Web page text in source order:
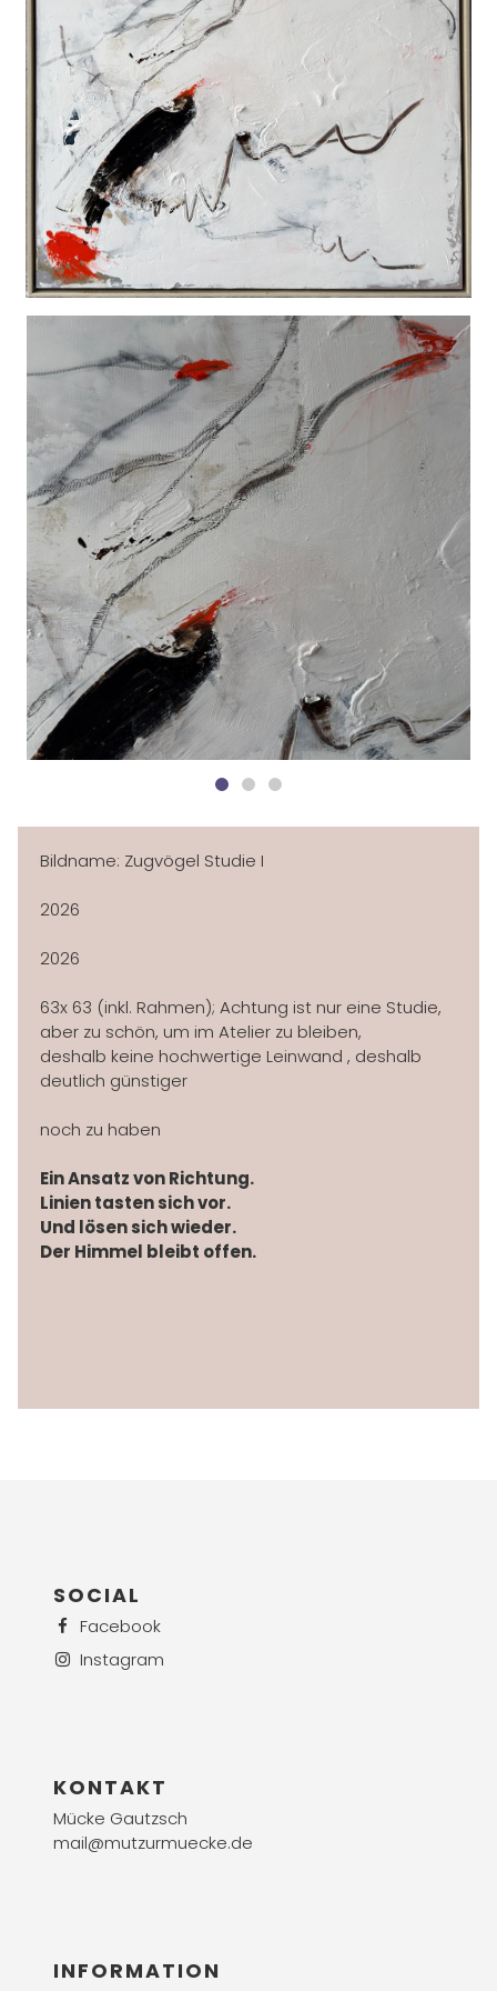
HOME
ÜBER MICH
AUSSTELLUNGEN
Bildname: Zugvögel Studie I
2026
2026
63x 63 (inkl. Rahmen); Achtung ist nur eine Studie,
aber zu schön, um im Atelier zu bleiben,
deshalb keine hochwertige Leinwand , deshalb
deutlich günstiger
noch zu haben
Ein Ansatz von Richtung.
Linien tasten sich vor.
Und lösen sich wieder.
Der Himmel bleibt offen.
SOCIAL
Facebook
Instagram
KONTAKT
Mücke Gautzsch
mail@mutzurmuecke.de
INFORMATION